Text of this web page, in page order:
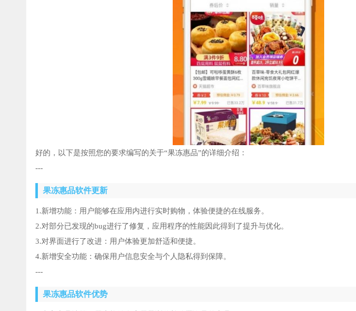
好的，以下是按照您的要求编写的关于“果冻惠品”的详细介绍：
---
果冻惠品软件更新
1.新增功能：用户能够在应用内进行实时购物，体验便捷的在线服务。
2.对部分已发现的bug进行了修复，应用程序的性能因此得到了提升与优化。
3.对界面进行了改进：用户体验更加舒适和便捷。
4.新增安全功能：确保用户信息安全与个人隐私得到保障。
---
果冻惠品软件优势